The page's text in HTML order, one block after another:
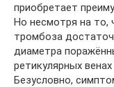
приобретает
Но несмотря на то,
тромбоза
диаметра
ретикулярных
Безусловно,